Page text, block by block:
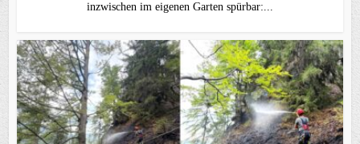
inzwischen im eigenen Garten spürbar:...